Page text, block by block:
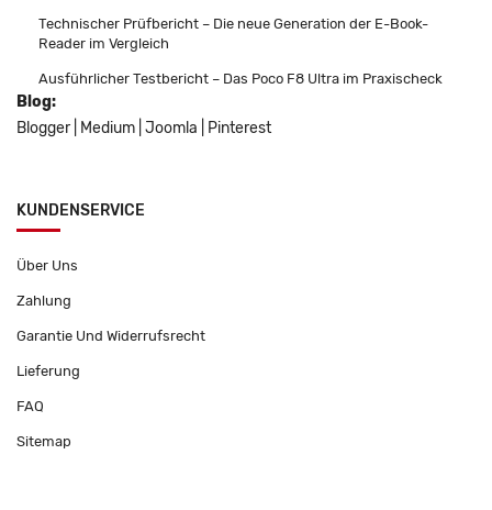
Technischer Prüfbericht – Die neue Generation der E-Book-
Reader im Vergleich
Ausführlicher Testbericht – Das Poco F8 Ultra im Praxischeck
Blog:
Blogger
Medium Joomla Pinterest
KUNDENSERVICE
Über Uns
Zahlung
Garantie Und Widerrufsrecht
Lieferung
FAQ
Sitemap